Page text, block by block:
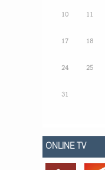
10 11
17 18
24 25
31
ONLINE TV